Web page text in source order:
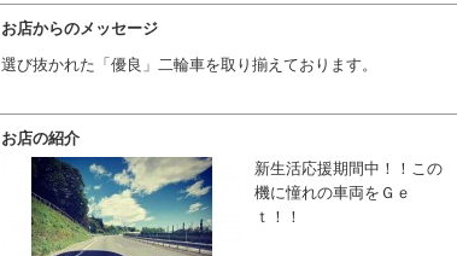
お店からのメッセージ
選び抜かれた「優良」二輪車を取り揃えております。
お店の紹介
新生活応援期間中！！この
機に憧れの車両をＧｅ
ｔ！！